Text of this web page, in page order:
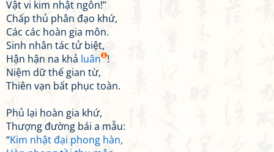
Vật vi kim nhật ngôn!”
Chấp thủ phân đạo khứ,
Các các hoàn gia môn.
Sinh nhân tác tử biệt,
Hận hận na khả luân !
Niệm dữ thế gian từ,
Thiên vạn bất phục toàn.
Phủ lại hoàn gia khứ,
Thượng đường bái a mẫu:
“Kim nhật đại phong hàn,